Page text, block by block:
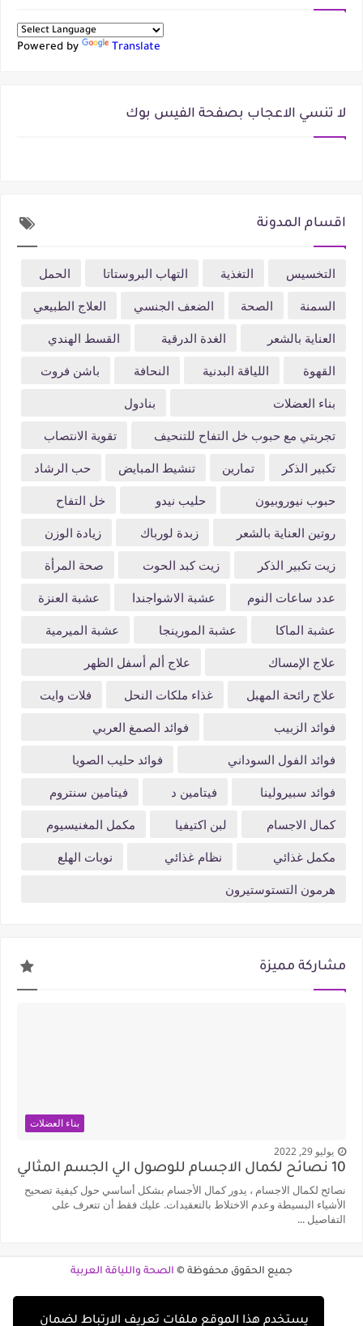
يستخدم هذا الموقع ملفات تعريف الارتباط لضمان
Powered by Translate
لا تنسي الاعجاب بصفحة الفيس بوك
اقسام المدونة
التخسيس التغذية التهاب البروستاتا
الحمل
السمنة
الصحة الضعف الجنسي
العلاج الطبيعي
العناية بالشعر
الغدة الدرقية
القسط الهندي
القهوة
اللياقة البدنية النحافة
باشن فروت
بناء العضلات
بنادول
تجربتي مع حبوب خل التفاح للتنحيف
تقوية الانتصاب
تكبير الذكر
تمارين تنشيط المبايض
حب الرشاد
حبوب نيوروبيون
حليب نيدو
خل التفاح
روتين العناية بالشعر
زبدة لورباك
زيادة الوزن
زيت تكبير الذكر
زيت كبد الحوت
صحة المرأة
عدد ساعات النوم
عشبة الاشواجندا
عشبة العنزة
عشبة الماكا
عشبة المورينجا
عشبة الميرمية
علاج الإمساك
علاج ألم أسفل الظهر
علاج رائحة المهبل
غذاء ملكات النحل
فلات وايت
فوائد الزبيب
فوائد الصمغ العربي
فوائد الفول السوداني
فوائد حليب الصويا
فوائد سبيرولينا
فيتامين د
فيتامين سنتروم
كمال الاجسام
لبن اكتيفيا
مكمل المغنيسيوم
مكمل غذائي
نظام غذائي
نوبات الهلع
هرمون التستوستيرون
مشاركة مميزة
بناء العضلات
يوليو 29, 2022
10 نصائح لكمال الاجسام للوصول الي الجسم المثالي
نصائح لكمال الاجسام ، يدور كمال الأجسام بشكل أساسي حول كيفية تصحيح
الأشياء البسيطة وعدم الاختلاط بالتعقيدات. عليك فقط أن تتعرف على
التفاصيل ...
جميع الحقوق محفوظة © الصحة واللياقة العربية